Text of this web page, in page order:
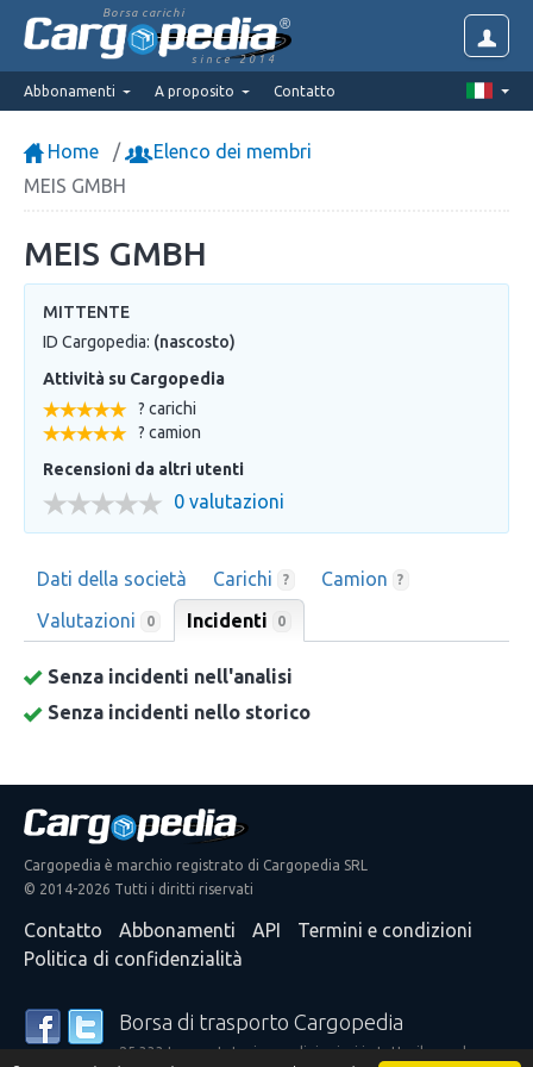
Borsa carichi
since 2014
Abbonamenti A proposito Contatto
Home
Elenco dei membri
MEIS GMBH
MEIS GMBH
MITTENTE
ID Cargopedia: (nascosto)
Attività su Cargopedia
? carichi
? camion
Recensioni da altri utenti
0 valutazioni
Dati della società Carichi ? Camion ?
Valutazioni 0 Incidenti 0
Senza incidenti nell'analisi
Senza incidenti nello storico
Cargopedia è marchio registrato di Cargopedia SRL
© 2014-2026 Tutti i diritti riservati
Contatto Abbonamenti API
Termini e condizioni
Politica di confidenzialità
Borsa di trasporto Cargopedia
25.333 trasportatori e spedizionieri in tutto il mondo